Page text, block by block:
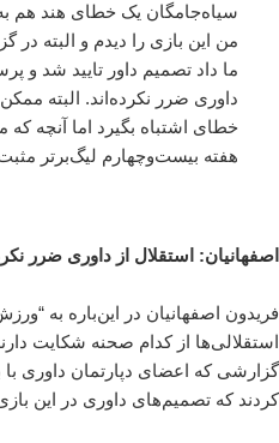
سیاه‌جامگان یک خطای هند
من این بازی را دیدم و البته در
ما داد تصمیم داور تایید شد و
داوری ضرر نکرده‌اند. البته
خطای اشتباه بگیرد اما آنچه
هفته بیست‌وچهارم لیگ‌برتر
اصفهانیان: استقلال از داوری ضرر
فریدون اصفهانیان در این‌باره به
استقلالی‌ها از کدام صحنه شکایت
گزارشی که اعضای دپارتمان داوری با
کردند که تصمیم‌های داوری در این